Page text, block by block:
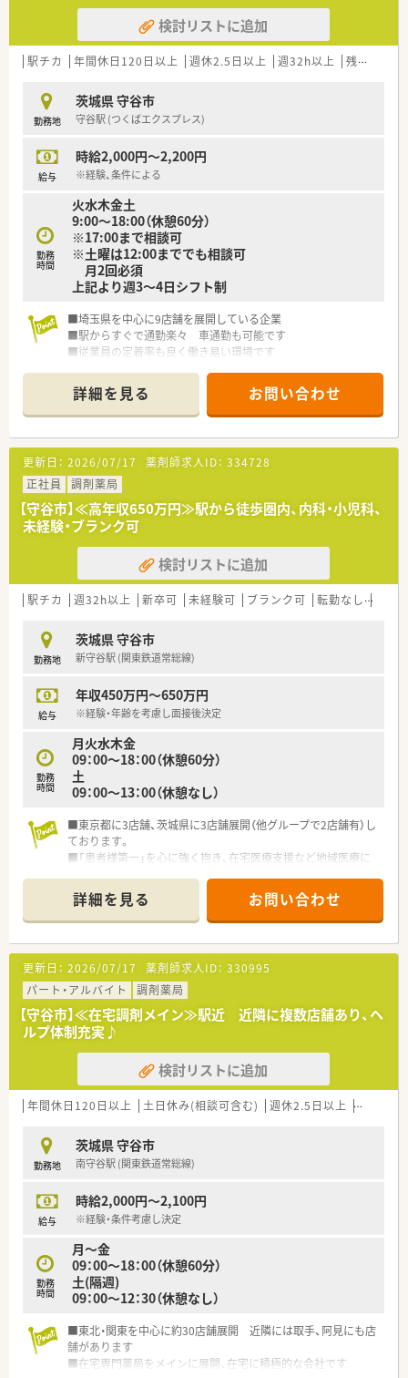
【こんな方にオススメ】
■仕事と私生活のバランスを重視し、終業後の時間や休日を有効
に活用したいとお考えの方
■地域医療に深く貢献したい、患者様とじっくり向き合った丁寧
■調剤業務に関して一通りの対応が可能で、すこしゆとりをもっ
て働きたいと考えている方
■残業がほとんどなく、毎日ほぼ定時で帰宅できるため、プライ
ベートの時間をしっかりと確保できます。
理解してもらいやすく、安心して働けます。
■高水準の給与に加え、良好な人間関係と働きやすい職場環境が
整っており、長期的なキャリア形成が可能です。
検討リストに追加
駅チカ 年間休日120日以上 週休2.5日以上 週32h以上 残業なし(ほぼなし含む)
勤務地
茨城県 守谷市
守谷駅 (つくばエクスプレス)
給与
時給2,000円～2,200円
※経験、条件による
勤務
時間
火水木金土
9:00～18:00（休憩60分）
※17:00まで相談可
※土曜は12:00まででも相談可
月2回必須
上記より週3～4日シフト制
■埼玉県を中心に9店舗を展開している企業
■駅からすぐで通勤楽々 車通勤も可能です
■従業員の定着率も良く働き易い環境です
詳細を見る お問い合わせ
更新日： 2026/07/17 薬剤師求人ID： 334728
正社員
調剤薬局
【守谷市】≪高年収650万円≫駅から徒歩圏内、内科・小児科、
未経験・ブランク可
検討リストに追加
駅チカ 週32h以上 新卒可 未経験可 ブランク可 転勤なし
勤務地
茨城県 守谷市
新守谷駅 (関東鉄道常総線)
給与
年収450万円～650万円
※経験・年齢を考慮し面接後決定
勤務
時間
月火水木金
09：00～18：00（休憩60分）
土
09：00～13：00（休憩なし）
■東京都に3店舗、茨城県に3店舗展開（他グループで2店舗有）し
ております。
■「患者様第一」を心に強く抱き、在宅医療支援など地域医療に
■ピッキング監査システム「ミスゼロ子」を全店舗で導入済みで
す。
弊社は患者様の安心・安全のため、調剤過誤ゼロを目指してい
ます。
■ドライブスルー調剤等現状に満足することなく社会の変化に
対応し新たな挑戦をしています。
■薬局内は整頓されており清潔感のある綺麗な店舗です。
■社員の働き方を見直し、特に女性社員が継続就業が出来るよ
う、行動計画を策定しています。
①半日有給休暇制度の周知を図り、自身・体調の体調不良時に
利用できる環境づくり
②妊娠中＆産育休復帰後の女性社員の為の相談窓口を設置し、
相談しやすい環境づくり
③年次有給休暇の取得日数を1人あたり平均年間8日以上とし
～社長の考え方～
『勉強できる人＝仕事が出来る人、ではない』
には評価をする』
『会社は一人では成り立たず、皆に対する感謝“ありがとう”が
詳細を見る お問い合わせ
更新日： 2026/07/17 薬剤師求人ID： 330995
パート・アルバイト
調剤薬局
【守谷市】≪在宅調剤メイン≫駅近 近隣に複数店舗あり、ヘ
ルプ体制充実♪
検討リストに追加
年間休日120日以上 土日休み(相談可含む) 週休2.5日以上 週32h以
勤務地
茨城県 守谷市
南守谷駅 (関東鉄道常総線)
給与
時給2,000円～2,100円
※経験・条件考慮し決定
勤務
時間
月～金
09：00～18：00（休憩60分）
土(隔週)
09：00～12：30（休憩なし）
■東北・関東を中心に約30店舗展開 近隣には取手、阿見にも店
舗があります
■在宅専門薬局をメインに展開、在宅に積極的な会社です